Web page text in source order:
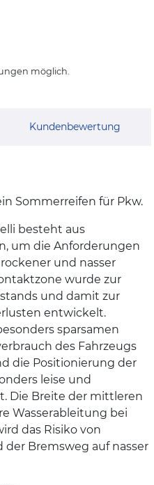
möglich.
Kundenbewertung
Sommerreifen für Pkw.
besteht aus
um die Anforderungen
und nasser
wurde zur
und damit zur
entwickelt.
sparsamen
des Fahrzeugs
die Positionierung der
leise und
Die Breite der mittleren
Wasserableitung bei
das Risiko von
Bremsweg auf nasser